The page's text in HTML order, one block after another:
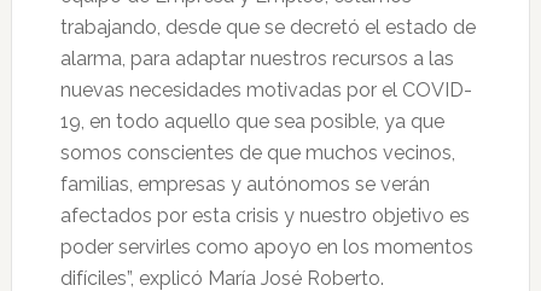
trabajando, desde que se decretó el estado de
alarma, para adaptar nuestros recursos a las
nuevas necesidades motivadas por el COVID-
19, en todo aquello que sea posible, ya que
somos conscientes de que muchos vecinos,
familias, empresas y autónomos se verán
afectados por esta crisis y nuestro objetivo es
poder servirles como apoyo en los momentos
difíciles”, explicó María José Roberto.